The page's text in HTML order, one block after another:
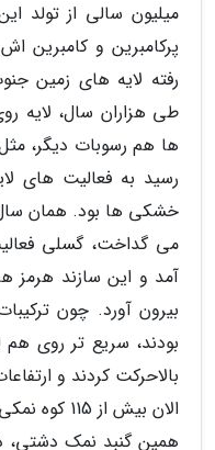
میلیون سالی از تولد
پرکامبرین و کامبرین
رفته لایه های زمین
طی هزاران سال، لایه
ها هم رسوبات دیگر،
رسید به فعالیت های
خشکی ها بود. همان
می گداخت، گسلی
آمد و این سازند
بیرون آورد. چون
بودند، سریع تر روی
بالاحرکت کردند و
الان بیش